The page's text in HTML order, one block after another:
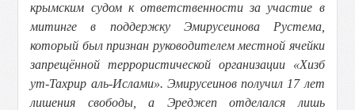
крымским судом к ответственности за участие в
митинге в поддержку Эмирусеинова Рустема,
который был признан руководителем местной ячейки
запрещённой террористической организации «Хизб
ут-Тахрир аль-Ислами». Эмирусеинов получил 17 лет
лишения свободы, а Эреджеп отделался лишь